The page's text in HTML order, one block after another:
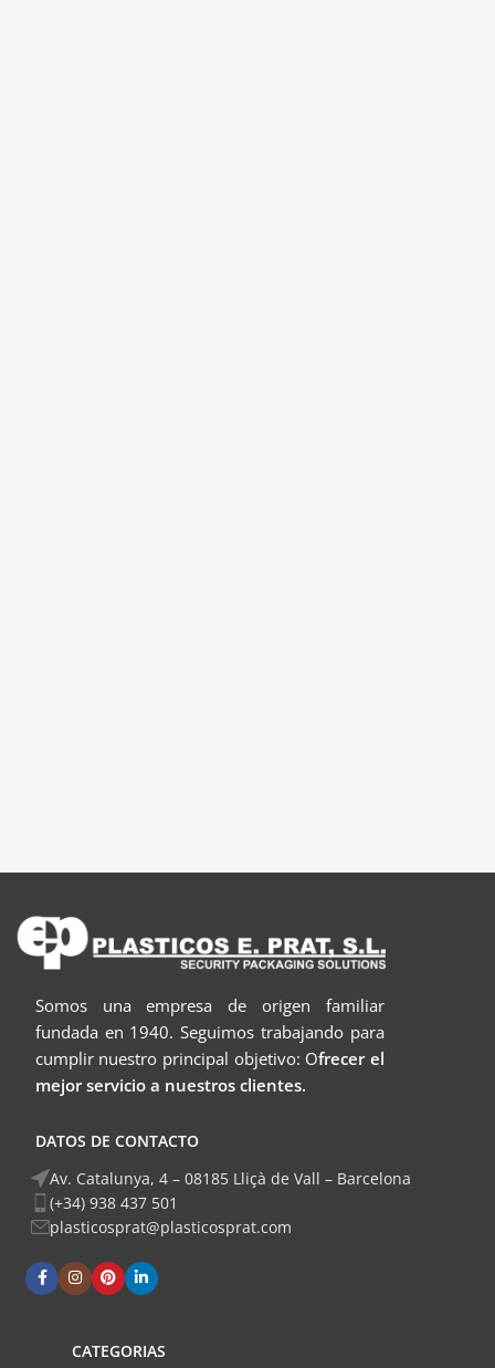
Somos una empresa de origen familiar
fundada en 1940. Seguimos trabajando para
cumplir nuestro principal objetivo: Ofrecer el
mejor servicio a nuestros clientes.
DATOS DE CONTACTO
Av. Catalunya, 4 – 08185 Lliçà de Vall – Barcelona
(+34) 938 437 501
plasticosprat@plasticosprat.com
CATEGORIAS